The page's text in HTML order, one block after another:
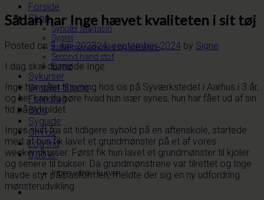
Forside
Shop
Synoter Magasin
Sygrej
Indlægsmaterialer og vlieseline
Second hand stof
Bøger
Sykurser
Synoter Studio
Foredrag
Blog
Syguide
Om os
Log Ind
0,00kr.
Ingen varer i kurven.
Sådan har Inge hævet kvaliteten i sit tøj
Posted on 9. juni 202324. september 2024 by Signe
I dag skal du møde Inge.
Inge har gået til syning hos os på Syværkstedet i Aarhus i 3 år,
og her kan du høre hvad hun især synes, hun har fået ud af sin
tid på syholdet.
Inges skift fra sit tidligere syhold på en aftenskole, startede
med at hun fik lavet et grundmønster på et af vores
weekendkurser. Først fik hun lavet et grundmønster til kjoler
og senere til bukser. Da grundmønstrene var tilrettet og Inge
havde styr på pasformen, meldte der sig en ny udfordring:
mønsterudvikling.